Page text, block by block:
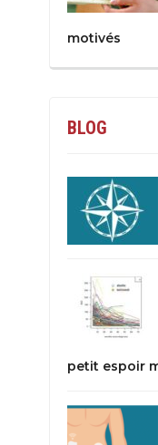
motivés
BLOG
petit espoir